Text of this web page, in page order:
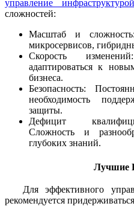
управление
сложностей:
Масштаб и
микросервисов,
Скорость
адаптироваться к
бизнеса.
Безопасность:
необходимость
защиты.
Дефицит
Сложность и
глубоких знаний.
Лучшие
Для эффективного
рекомендуется